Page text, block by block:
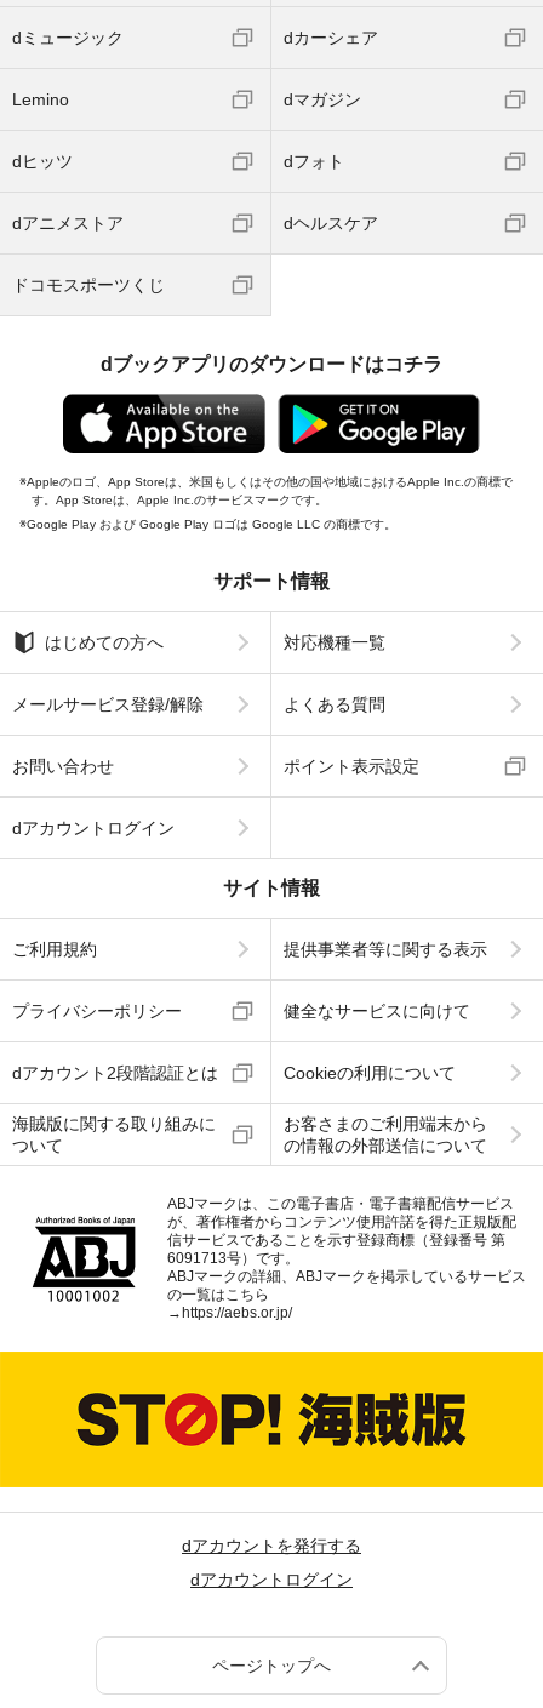
dミュージック dカーシェア
Lemino dマガジン
dヒッツ dフォト
dアニメストア dヘルスケア
ドコモスポーツくじ
dブックアプリのダウンロードはコチラ
Appleのロゴ、App Storeは、米国もしくはその他の国や地域におけるApple Inc.の商標で
す。App Storeは、Apple Inc.のサービスマークです。
Google Play および Google Play ロゴは Google LLC の商標です。
サポート情報
はじめての方へ 対応機種一覧
メールサービス登録/解除 よくある質問
お問い合わせ ポイント表示設定
dアカウントログイン
サイト情報
ご利用規約 提供事業者等に関する表示
プライバシーポリシー 健全なサービスに向けて
dアカウント2段階認証とは Cookieの利用について
海賊版に関する取り組みに
ついて
お客さまのご利用端末から
の情報の外部送信について
ABJマークは、この電子書店・電子書籍配信サービス
が、著作権者からコンテンツ使用許諾を得た正規版配
信サービスであることを示す登録商標（登録番号 第
6091713号）です。
ABJマークの詳細、ABJマークを掲示しているサービス
の一覧はこちら
→ https://aebs.or.jp/
dアカウントを発行する
dアカウントログイン
ページトップへ